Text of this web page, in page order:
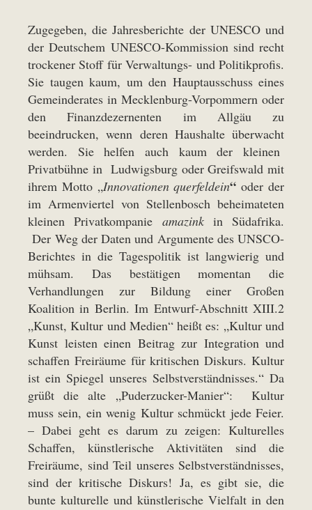
Zugegeben, die Jahresberichte der UNESCO und
der Deutschem UNESCO-Kommission sind recht
trockener Stoff für Verwaltungs- und Politikprofis.
Sie taugen kaum, um den Hauptausschuss eines
Gemeinderates in Mecklenburg-Vorpommern oder
den Finanzdezernenten im Allgäu zu
beeindrucken, wenn deren Haushalte überwacht
werden. Sie helfen auch kaum der kleinen
Privatbühne in Ludwigsburg oder Greifswald mit
ihrem Motto „Innovationen querfeldein“ oder der
im Armenviertel von Stellenbosch beheimateten
kleinen Privatkompanie amazinkin Südafrika.
Der Weg der Daten und Argumente des UNSCO-
Berichtes in die Tagespolitik ist langwierig und
mühsam. Das bestätigen momentan die
Verhandlungen zur Bildung einer Großen
Koalition in Berlin. Im Entwurf-Abschnitt XIII.2
„Kunst, Kultur und Medien“ heißt es: „Kultur und
Kunst leisten einen Beitrag zur Integration und
schaffen Freiräume für kritischen Diskurs. Kultur
ist ein Spiegel unseres Selbstverständnisses.“ Da
grüßt die alte „Puderzucker-Manier“: Kultur
muss sein, ein wenig Kultur schmückt jede Feier.
– Dabei geht es darum zu zeigen: Kulturelles
Schaffen, künstlerische Aktivitäten sind die
Freiräume, sind Teil unseres Selbstverständnisses,
sind der kritische Diskurs! Ja, es gibt sie, die
bunte kulturelle und künstlerische Vielfalt in den